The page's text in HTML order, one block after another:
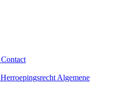
Contact
Herroepingsrecht Algemene